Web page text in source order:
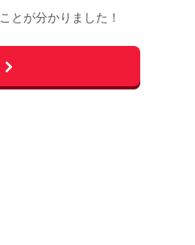
ことが分かりました！